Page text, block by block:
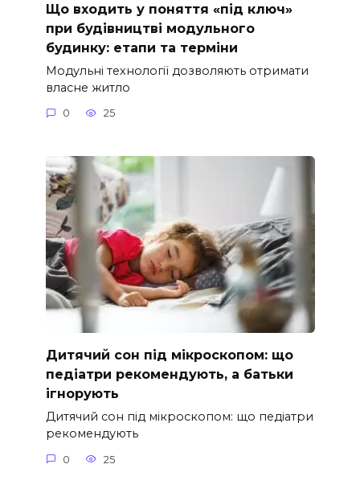
Що входить у поняття «під ключ»
при будівництві модульного
будинку: етапи та терміни
Модульні технології дозволяють отримати
власне житло
0 25
Дитячий сон під мікроскопом: що
педіатри рекомендують, а батьки
ігнорують
Дитячий сон під мікроскопом: що педіатри
рекомендують
0 25